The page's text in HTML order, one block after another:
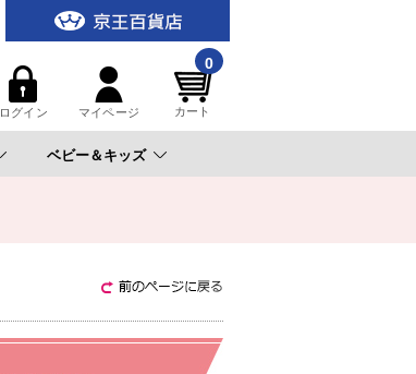
ログイン マイページ
0
カート
ベビー＆キッズ